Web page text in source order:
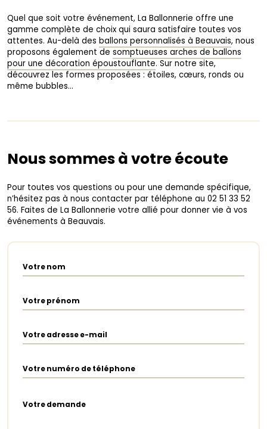
Quel que soit votre événement, La Ballonnerie offre une
gamme complète de choix qui saura satisfaire toutes vos
attentes. Au-delà des ballons personnalisés à Beauvais, nous
proposons également de somptueuses arches de ballons
pour une décoration époustouflante. Sur notre site,
découvrez les formes proposées : étoiles, cœurs, ronds ou
même bubbles…
Nous sommes à votre écoute
Pour toutes vos questions ou pour une demande spécifique,
n’hésitez pas à nous contacter par téléphone au 02 51 33 52
56. Faites de La Ballonnerie votre allié pour donner vie à vos
événements à Beauvais.
Votre nom
Votre prénom
Votre adresse e-mail
Votre numéro de téléphone
Votre demande